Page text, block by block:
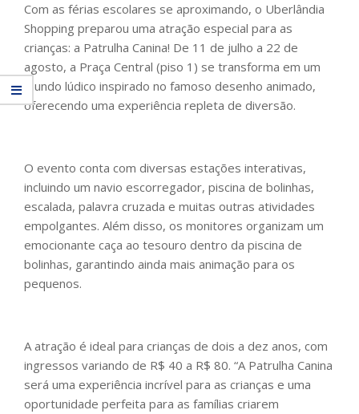
Com as férias escolares se aproximando, o Uberlândia
Shopping preparou uma atração especial para as
crianças: a Patrulha Canina! De 11 de julho a 22 de
agosto, a Praça Central (piso 1) se transforma em um
mundo lúdico inspirado no famoso desenho animado,
oferecendo uma experiência repleta de diversão.
O evento conta com diversas estações interativas,
incluindo um navio escorregador, piscina de bolinhas,
escalada, palavra cruzada e muitas outras atividades
empolgantes. Além disso, os monitores organizam um
emocionante caça ao tesouro dentro da piscina de
bolinhas, garantindo ainda mais animação para os
pequenos.
A atração é ideal para crianças de dois a dez anos, com
ingressos variando de R$ 40 a R$ 80. “A Patrulha Canina
será uma experiência incrível para as crianças e uma
oportunidade perfeita para as famílias criarem